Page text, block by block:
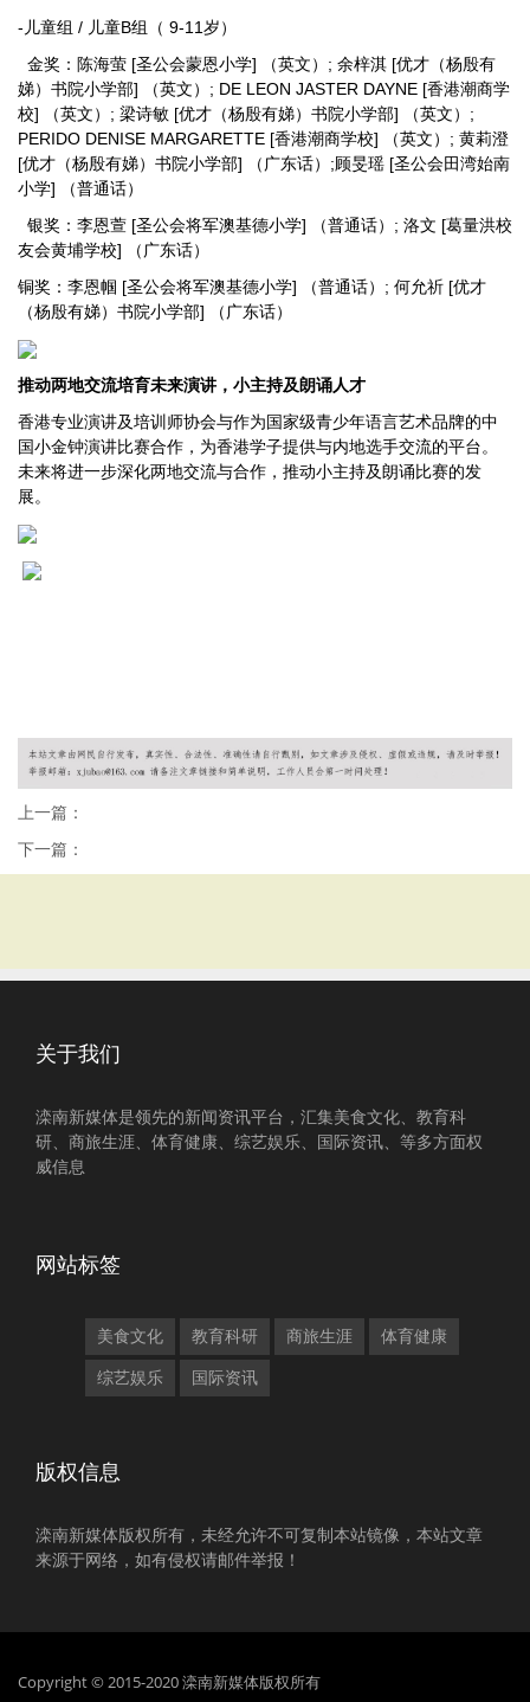
-儿童组 / 儿童B组（ 9-11岁）
金奖：陈海萤 [圣公会蒙恩小学] （英文）; 余梓淇 [优才（杨殷有
娣）书院小学部] （英文）; DE LEON JASTER DAYNE [香港潮商学
校] （英文）; 梁诗敏 [优才（杨殷有娣）书院小学部] （英文）;
PERIDO DENISE MARGARETTE [香港潮商学校] （英文）; 黄莉澄
[优才（杨殷有娣）书院小学部] （广东话）;顾旻瑶 [圣公会田湾始南
小学] （普通话）
银奖：李恩萱 [圣公会将军澳基德小学] （普通话）; 洛文 [葛量洪校
友会黄埔学校] （广东话）
铜奖：李恩帼 [圣公会将军澳基德小学] （普通话）; 何允祈 [优才
（杨殷有娣）书院小学部] （广东话）
推动两地交流培育未来演讲 ， 小主持及朗诵人才
香港专业演讲及培训师协会与作为国家级青少年语言艺术品牌的中
国小金钟演讲比赛合作，为香港学子提供与内地选手交流的平台。
未来将进一步深化两地交流与合作，推动小主持及朗诵比赛的发
展。
上一篇：
下一篇：
关于我们
滦南新媒体是领先的新闻资讯平台，汇集美食文化、教育科
研、商旅生涯、体育健康、综艺娱乐、国际资讯、等多方面权
威信息
网站标签
美食文化 教育科研 商旅生涯 体育健康
综艺娱乐 国际资讯
版权信息
滦南新媒体版权所有，未经允许不可复制本站镜像，本站文章
来源于网络，如有侵权请邮件举报！
Copyright © 2015-2020 滦南新媒体版权所有